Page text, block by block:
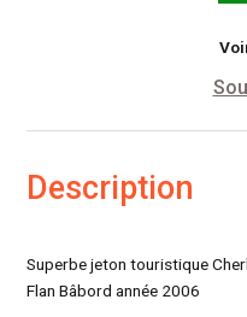
Description
Superbe jeton touristique
Flan Bâbord année 2006